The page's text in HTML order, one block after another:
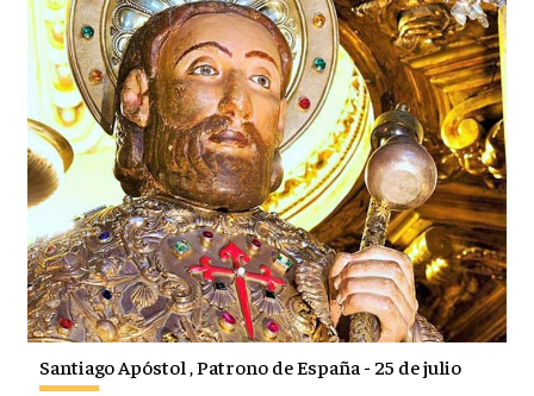
Santiago Apóstol , Patrono de España - 25 de julio